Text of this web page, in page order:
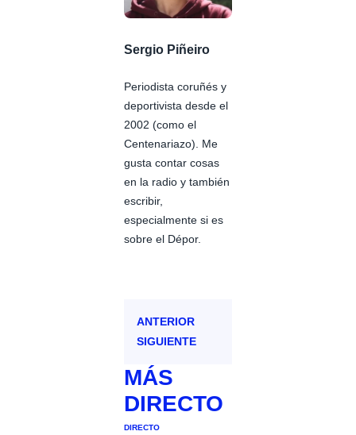
Sergio Piñeiro
Periodista coruñés y
deportivista desde el
2002 (como el
Centenariazo). Me
gusta contar cosas
en la radio y también
escribir,
especialmente si es
sobre el Dépor.
ANTERIOR
SIGUIENTE
MÁS
DIRECTO
DIRECTO